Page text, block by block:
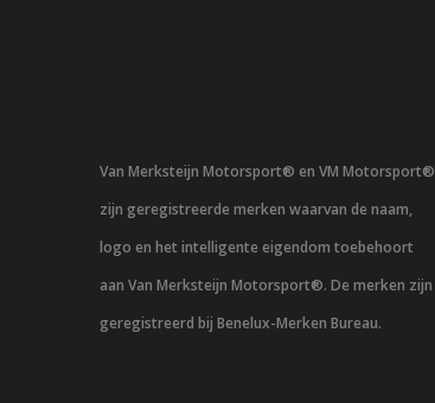
Van Merksteijn Motorsport® en VM Motorsport®
zijn geregistreerde merken waarvan de naam,
logo en het intelligente eigendom toebehoort
aan Van Merksteijn Motorsport®. De merken zijn
geregistreerd bij Benelux-Merken Bureau.